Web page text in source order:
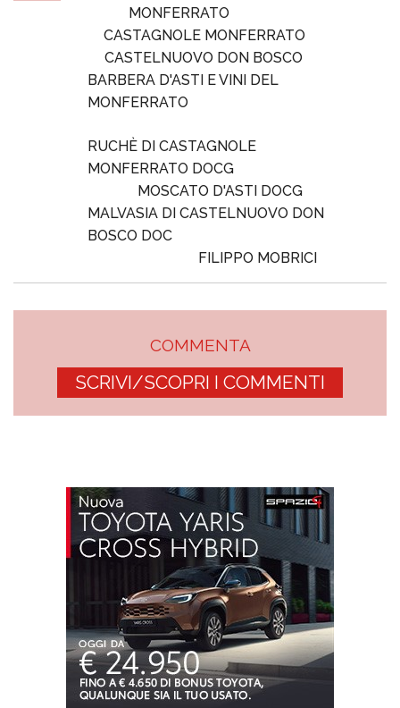
MONFERRATO
CASTAGNOLE MONFERRATO
CASTELNUOVO DON BOSCO
BARBERA D'ASTI E VINI DEL
MONFERRATO
RUCHÈ DI CASTAGNOLE
MONFERRATO DOCG
MOSCATO D'ASTI DOCG
MALVASIA DI CASTELNUOVO DON
BOSCO DOC
FILIPPO MOBRICI
COMMENTA
SCRIVI/SCOPRI I COMMENTI